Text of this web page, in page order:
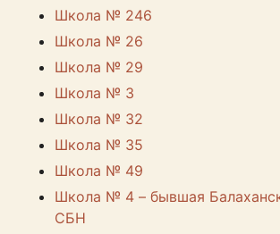
Школа № 246
Школа № 26
Школа № 29
Школа № 3
Школа № 32
Школа № 35
Школа № 49
Школа № 4 – бывшая
СБН